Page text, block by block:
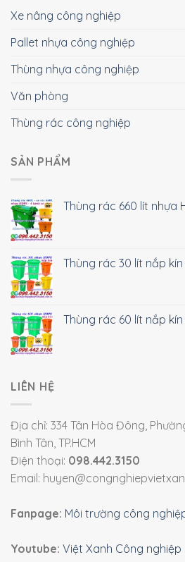
Xe nâng công nghiệp
Pallet nhựa công nghiệp
Thùng nhựa công nghiệp
Văn phòng
Thùng rác công nghiệp
SẢN PHẨM
Thùng rác 660 lít nhựa
Thùng rác 30 lít nắp kín
Thùng rác 60 lít nắp kín
LIÊN HỆ
Địa chỉ: 334 Tân Hòa Đông,
Bình Tân, TP.HCM
Điện thoại: 098.442.3150
Email:
Fanpage: Môi trường công
Youtube: Việt Xanh Công nghiệp